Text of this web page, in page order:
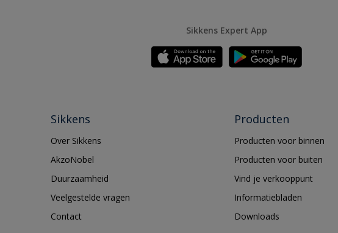
Sikkens Expert App
Sikkens
Over Sikkens
AkzoNobel
Duurzaamheid
Veelgestelde vragen
Contact
Producten
Producten voor binnen
Producten voor buiten
Vind je verkooppunt
Informatiebladen
Downloads